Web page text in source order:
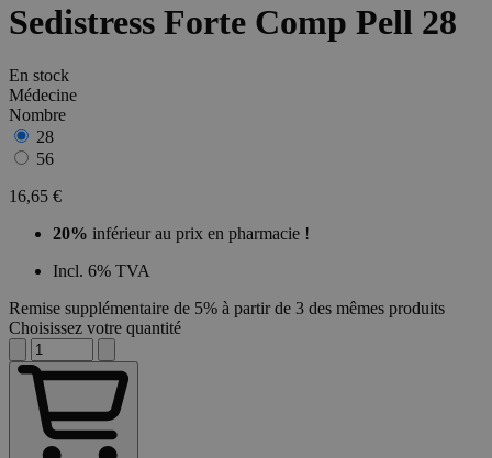
Sedistress Forte Comp Pell 28
En stock
Médecine
Nombre
28
56
16,65 €
20% inférieur au prix en pharmacie !
Incl. 6% TVA
Remise supplémentaire de 5% à partir de 3 des mêmes produits
Choisissez votre quantité